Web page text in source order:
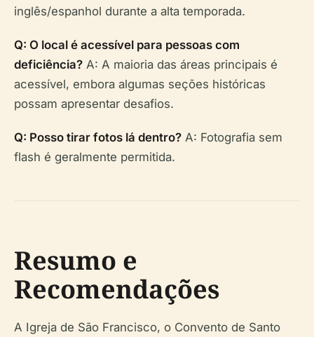
inglês/espanhol durante a alta temporada.
Q: O local é acessível para pessoas com
deficiência? A: A maioria das áreas principais é
acessível, embora algumas seções históricas
possam apresentar desafios.
Q: Posso tirar fotos lá dentro? A: Fotografia sem
flash é geralmente permitida.
Resumo e
Recomendações
A Igreja de São Francisco, o Convento de Santo